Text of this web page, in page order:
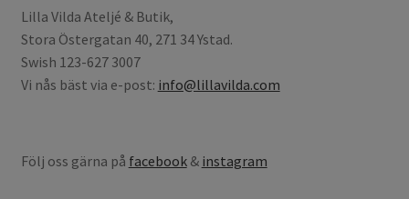
Lilla Vilda Ateljé & Butik,
Stora Östergatan 40, 271 34 Ystad.
Swish 123-627 3007
Vi nås bäst via e-post: info@lillavilda.com
Följ oss gärna på facebook& instagram